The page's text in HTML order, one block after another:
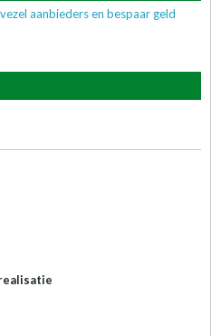
aanbieders en bespaar geld